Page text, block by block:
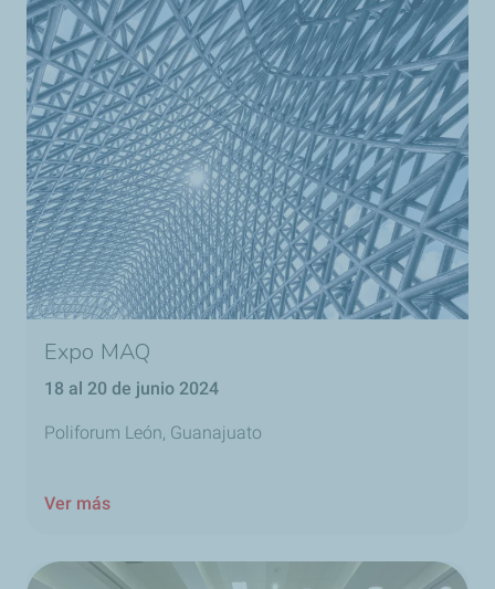
Expo MAQ
18 al 20 de junio 2024
Poliforum León, Guanajuato
Ver más